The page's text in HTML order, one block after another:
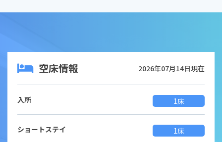
空床情報 2026年07月14日現在
入所 1床
ショートステイ 1床